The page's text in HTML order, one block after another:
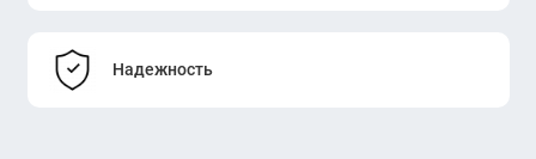
Надежность